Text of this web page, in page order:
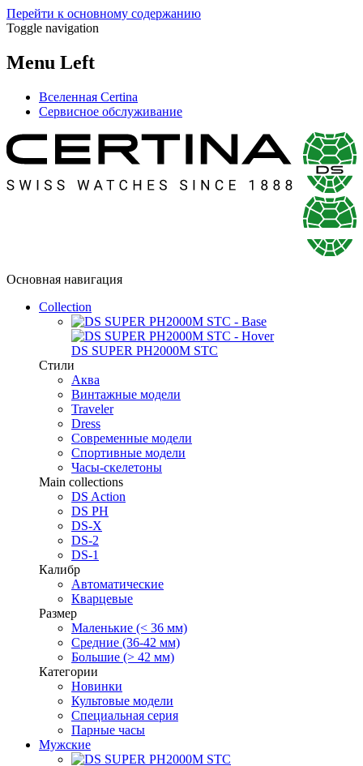
Перейти к основному содержанию
Toggle navigation
Menu Left
Вселенная Certina
Сервисное обслуживание
Основная навигация
Collection
DS SUPER PH2000M STC
Стили
Аква
Винтажные модели
Traveler
Dress
Современные модели
Спортивные модели
Часы-скелетоны
Main collections
DS Action
DS PH
DS-X
DS-2
DS-1
Калибр
Автоматические
Кварцевые
Размер
Маленькие (< 36 мм)
Средние (36-42 мм)
Большие (> 42 мм)
Категории
Новинки
Культовые модели
Специальная серия
Парные часы
Мужские